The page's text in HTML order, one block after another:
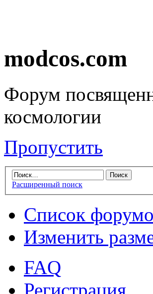
modcos.com
Форум
космологии
Пропустить
Расширенный поиск
Список
Изменить
FAQ